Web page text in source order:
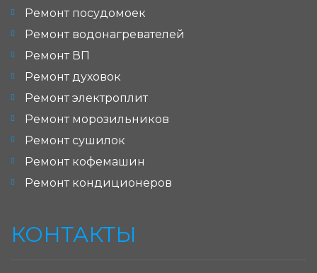
Ремонт посудомоек
Ремонт водонагревателей
Ремонт ВП
Ремонт духовок
Ремонт электроплит
Ремонт морозильников
Ремонт сушилок
Ремонт кофемашин
Ремонт кондиционеров
КОНТАКТЫ